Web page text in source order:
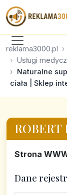
reklama3000.pl
Usługi
Naturalne
ciała | Sklep
ROBERT
Strona
Dane